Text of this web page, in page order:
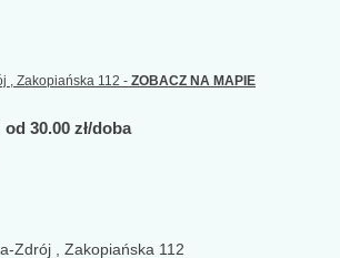
, Zakopiańska 112 - ZOBACZ NA MAPIE
30.00 zł/doba
Zdrój , Zakopiańska 112